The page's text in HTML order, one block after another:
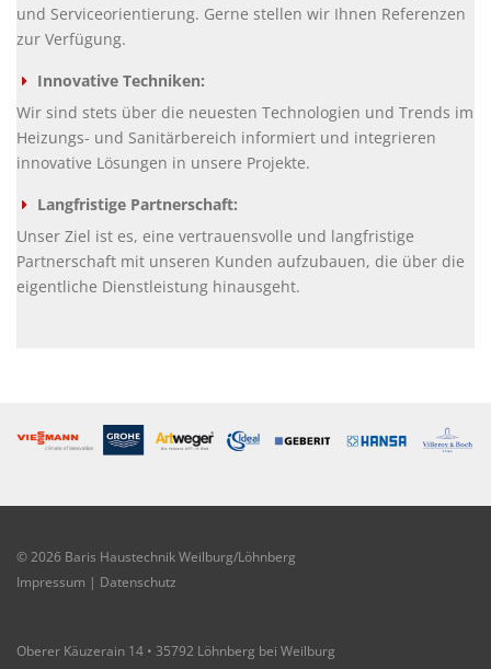
und Serviceorientierung. Gerne stellen wir Ihnen Referenzen
zur Verfügung.
Innovative Techniken:
Wir sind stets über die neuesten Technologien und Trends im
Heizungs- und Sanitärbereich informiert und integrieren
innovative Lösungen in unsere Projekte.
Langfristige Partnerschaft:
Unser Ziel ist es, eine vertrauensvolle und langfristige
Partnerschaft mit unseren Kunden aufzubauen, die über die
eigentliche Dienstleistung hinausgeht.
© 2026 Baris Haustechnik Weilburg/Löhnberg
Impressum | Datenschutz
Oberer Käuzerain 14 • 35792 Löhnberg bei Weilburg